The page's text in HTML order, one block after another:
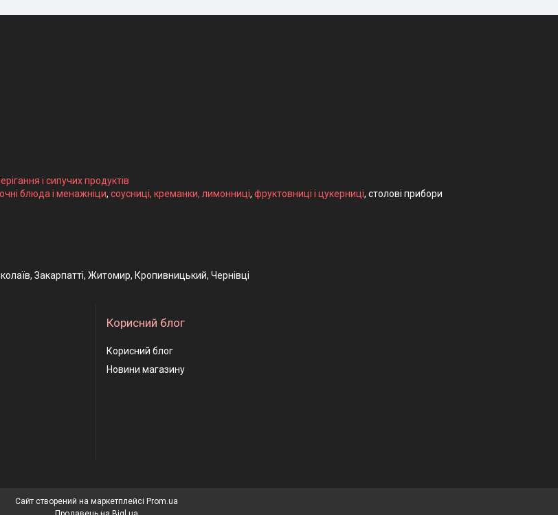
і сипучих продуктів
блюда і менажніци, соусниці, креманки, лимонниці, фруктовниці і цукерниці, столові прибори
Закарпатті, Житомир, Кропивницький, Чернівці
Корисний блог
Корисний блог
Новини магазину
Сайт створений на маркетплейсі Prom.ua